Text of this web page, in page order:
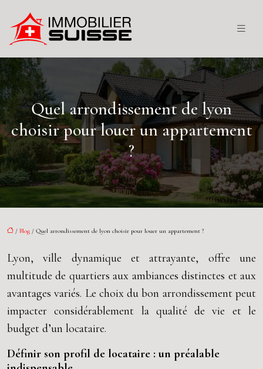
Quel arrondissement de lyon
choisir pour louer un appartement
?
/ Blog / Quel arrondissement de lyon choisir pour louer un appartement ?
Lyon, ville dynamique et attrayante, offre une
multitude de quartiers aux ambiances distinctes et aux
avantages variés. Le choix du bon arrondissement peut
impacter considérablement la qualité de vie et le
budget d’un locataire.
Définir son profil de locataire : un préalable